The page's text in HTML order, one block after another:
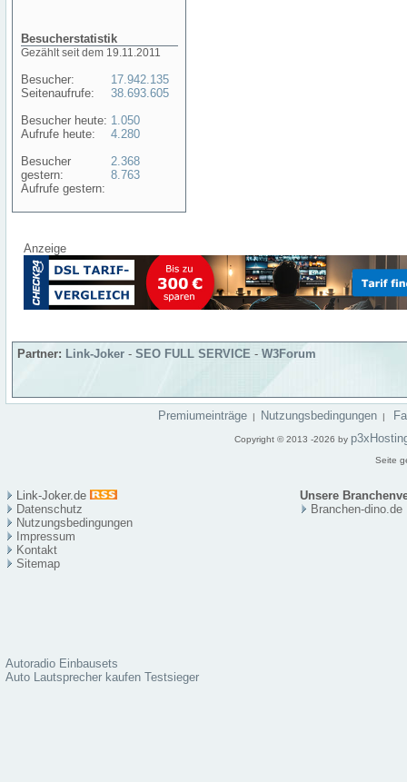
Besucherstatistik
Gezählt seit dem 19.11.2011
Besucher:
Seitenaufrufe:
Besucher heute:
Aufrufe heute:
Besucher
gestern:
Aufrufe gestern:
17.942.135
38.693.605
1.050
4.280
2.368
8.763
Anzeige
Partner: Link-Joker - SEO FULL SERVICE - W3Forum
Premiumeinträge | Nutzungsbedingungen |
Copyright © 2013 -2026 by
Seite
Link-Joker.de
Unsere
Datenschutz
Nutzungsbedingungen
Impressum
Kontakt
Sitemap
Branchen-dino.de
Autoradio Einbausets
Auto Lautsprecher kaufen Testsieger